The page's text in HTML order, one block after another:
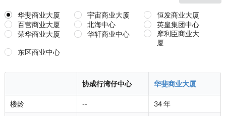
华斐商业大厦 宇宙商业大厦
恒发商业大厦
百营商业大厦
北海中心
英皇集团中心
荣华商业大厦
华轩商业中心
摩利臣商业大
厦
东区商业中心
协成行湾仔中心 华斐商业大厦
楼龄 --
34 年